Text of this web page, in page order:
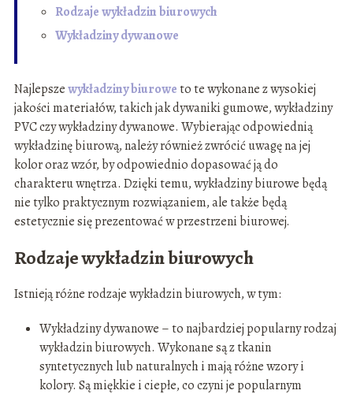
Rodzaje wykładzin biurowych
Wykładziny dywanowe
Najlepszewykładziny biuroweto te wykonane z wysokiej
jakości materiałów, takich jak dywaniki gumowe, wykładziny
PVC czy wykładziny dywanowe. Wybierając odpowiednią
wykładzinę biurową, należy również zwrócić uwagę na jej
kolor oraz wzór, by odpowiednio dopasować ją do
charakteru wnętrza. Dzięki temu, wykładziny biurowe będą
nie tylko praktycznym rozwiązaniem, ale także będą
estetycznie się prezentować w przestrzeni biurowej.
Rodzaje wykładzin biurowych
Istnieją różne rodzaje wykładzin biurowych, w tym:
Wykładziny dywanowe – to najbardziej popularny rodzaj
wykładzin biurowych. Wykonane są z tkanin
syntetycznych lub naturalnych i mają różne wzory i
kolory. Są miękkie i ciepłe, co czyni je popularnym